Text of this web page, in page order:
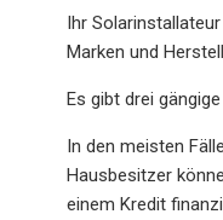
Ihr
Marken und
Es gibt drei
In den meisten
Hausbesitzer
einem Kredit